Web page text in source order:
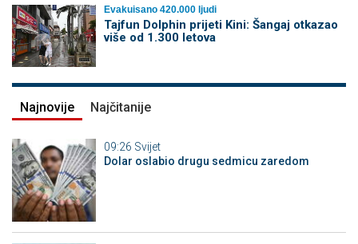
Evakuisano 420.000 ljudi
Tajfun Dolphin prijeti Kini: Šangaj otkazao
više od 1.300 letova
Najnovije Najčitanije
09:26 Svijet
Dolar oslabio drugu sedmicu zaredom